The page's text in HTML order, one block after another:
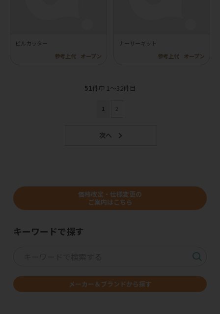
ピルカッター
参考上代
オープン
ナーサーキット
参考上代
オープン
51件中 1〜32件目
1 2
価格改定・仕様変更の
ご案内はこちら
キーワードで探す
メーカー＆ブランドから探す